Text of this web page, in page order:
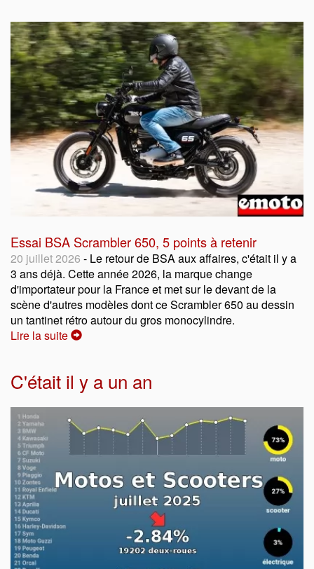
Essai BSA Scrambler 650, 5 points à retenir
20 juillet 2026 - Le retour de BSA aux affaires, c'était il y a
3 ans déjà. Cette année 2026, la marque change
d'importateur pour la France et met sur le devant de la
scène d'autres modèles dont ce Scrambler 650 au dessin
un tantinet rétro autour du gros monocylindre.
Lire la suite
C'était il y a un an